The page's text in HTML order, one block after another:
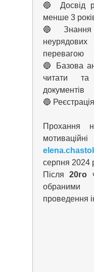
🔵 Досвід
менше 3
🔵 Знання
перевагою
🔵 Базова
читати та
документів
🔵
Прохання
серпня 2024
Після20го
проведення